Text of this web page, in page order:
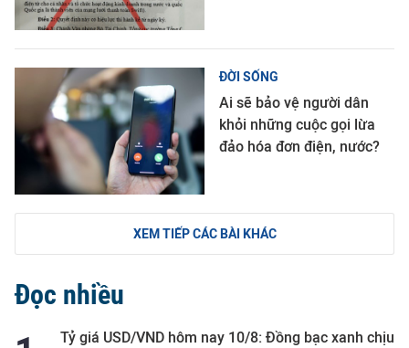
ĐỜI SỐNG
Ai sẽ bảo vệ người dân
khỏi những cuộc gọi lừa
đảo hóa đơn điện, nước?
XEM TIẾP CÁC BÀI KHÁC
Đọc nhiều
Tỷ giá USD/VND hôm nay 10/8: Đồng bạc xanh chịu